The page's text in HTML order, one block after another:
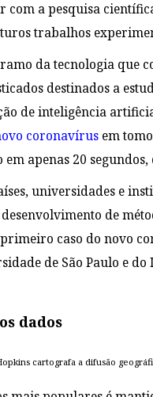
com a pesquisa
trabalhos
da tecnologia que
destinados a
de inteligência
coronavírus em
apenas 20
universidades e
de
caso do novo
de São Paulo e
dados
cartografa a difusão